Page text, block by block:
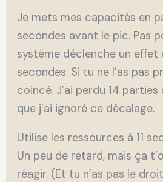
Je mets mes capacités en
secondes avant le pic. Pas
système déclenche un effet
secondes. Si tu ne l’as pas
coincé. J’ai perdu 14 parties
que j’ai ignoré ce décalage.
Utilise les ressources à 11
Un peu de retard, mais ça
réagir. (Et tu n’as pas le